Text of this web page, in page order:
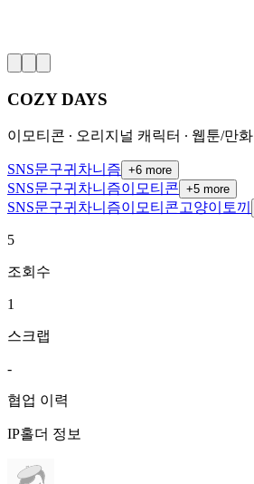
COZY DAYS
이모티콘 ∙ 오리지널 캐릭터 ∙ 웹툰/만화
SNS문구귀차니즘 +6 more
SNS문구귀차니즘이모티콘 +5 more
SNS문구귀차니즘이모티콘고양이 토끼
5
조회수
1
스크랩
-
협업 이력
IP홀더 정보